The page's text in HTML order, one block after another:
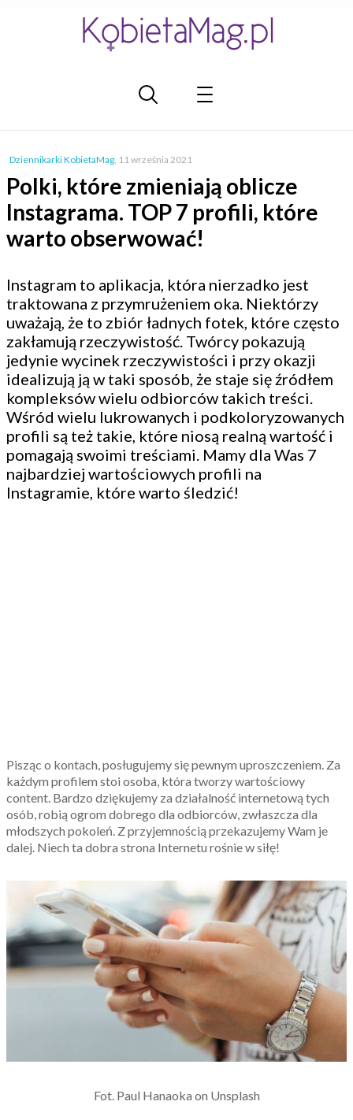
Dziennikarki KobietaMag, 11 września 2021
Polki, które zmieniają oblicze
Instagrama. TOP 7 profili, które
warto obserwować!
Instagram to aplikacja, która nierzadko jest
traktowana z przymrużeniem oka. Niektórzy
uważają, że to zbiór ładnych fotek, które często
zakłamują rzeczywistość. Twórcy pokazują
jedynie wycinek rzeczywistości i przy okazji
idealizują ją w taki sposób, że staje się źródłem
kompleksów wielu odbiorców takich treści.
Wśród wielu lukrowanych i podkoloryzowanych
profili są też takie, które niosą realną wartość i
pomagają swoimi treściami. Mamy dla Was 7
najbardziej wartościowych profili na
Instagramie, które warto śledzić!
Pisząc o kontach, posługujemy się pewnym uproszczeniem. Za
każdym profilem stoi osoba, która tworzy wartościowy
content. Bardzo dziękujemy za działalność internetową tych
osób, robią ogrom dobrego dla odbiorców, zwłaszcza dla
młodszych pokoleń. Z przyjemnością przekazujemy Wam je
dalej. Niech ta dobra strona Internetu rośnie w siłę!
Fot. Paul Hanaoka on Unsplash